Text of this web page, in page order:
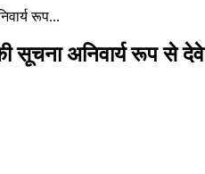
रूप...
सूचना अनिवार्य रूप से देवे